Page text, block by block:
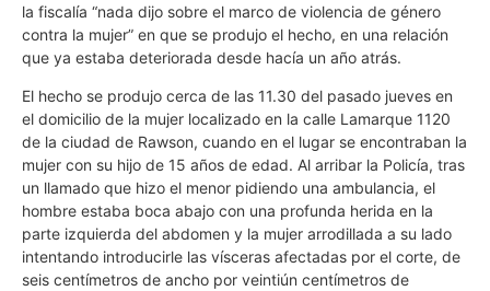
la fiscalía “nada dijo sobre el marco de violencia de género
contra la mujer” en que se produjo el hecho, en una relación
que ya estaba deteriorada desde hacía un año atrás.
El hecho se produjo cerca de las 11.30 del pasado jueves en
el domicilio de la mujer localizado en la calle Lamarque 1120
de la ciudad de Rawson, cuando en el lugar se encontraban la
mujer con su hijo de 15 años de edad. Al arribar la Policía, tras
un llamado que hizo el menor pidiendo una ambulancia, el
hombre estaba boca abajo con una profunda herida en la
parte izquierda del abdomen y la mujer arrodillada a su lado
intentando introducirle las vísceras afectadas por el corte, de
seis centímetros de ancho por veintiún centímetros de